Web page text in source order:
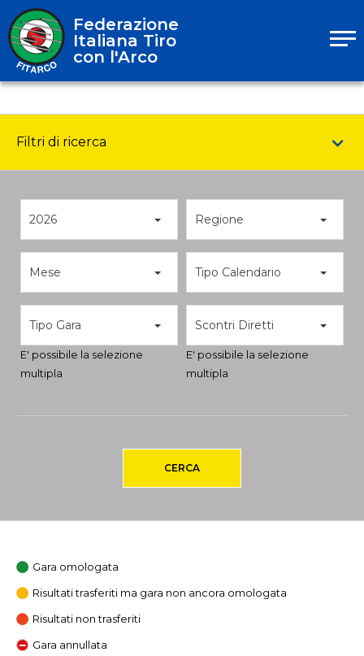
Federazione
Italiana Tiro
con l'Arco
Filtri di ricerca
2026 Regione
Mese Tipo Calendario
Tipo Gara
E' possibile la selezione
multipla
Scontri Diretti
E' possibile la selezione
multipla
CERCA
Gara omologata
Risultati trasferiti ma gara non ancora omologata
Risultati non trasferiti
Gara annullata